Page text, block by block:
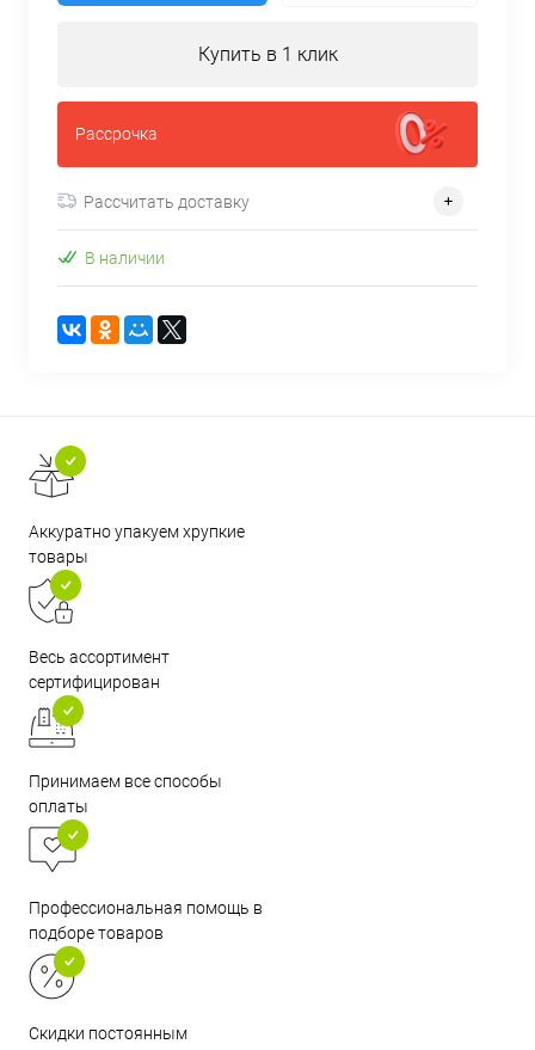
Купить в 1 клик
Рассрочка
Рассчитать доставку
В наличии
Аккуратно упакуем хрупкие
товары
Весь ассортимент
сертифицирован
Принимаем все способы
оплаты
Профессиональная помощь в
подборе товаров
Скидки постоянным